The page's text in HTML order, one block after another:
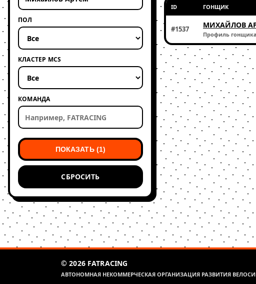
ПОЛ
КЛАСТЕР MCS
КОМАНДА
ПОКАЗАТЬ (1)
СБРОСИТЬ
ID ГОНЩИК
#1537 МИХАЙЛОВ
Профиль гонщика
© 2026 FATRACING
АВТОНОМНАЯ НЕКОММЕРЧЕСКАЯ ОРГАНИЗАЦИЯ РАЗВИТИЯ